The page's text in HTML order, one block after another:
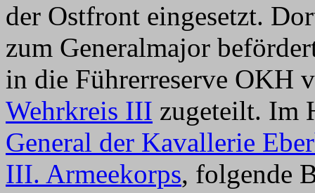
der Ostfront eingesetzt.
zum Generalmajor
in die Führerreserve OKH
Wehrkreis III zugeteilt. Im
General der Kavallerie
III. Armeekorps, folgende